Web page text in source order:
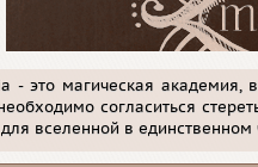
- это магическая академия,
согласиться
для вселенной в единственном